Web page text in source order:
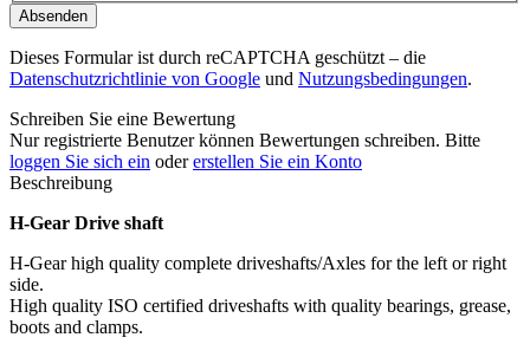
Absenden
Dieses Formular ist durch reCAPTCHA geschützt – die
Datenschutzrichtlinie von Google und Nutzungsbedingungen.
Schreiben Sie eine Bewertung
Nur registrierte Benutzer können Bewertungen schreiben. Bitte
loggen Sie sich ein odererstellen Sie ein Konto
Beschreibung
H-Gear Drive shaft
H-Gear high quality complete driveshafts/Axles for the left or right
side.
High quality ISO certified driveshafts with quality bearings, grease,
boots and clamps.